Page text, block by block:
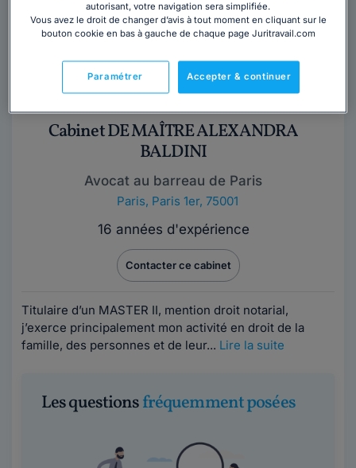
Cabinet DE MAÎTRE ALEXANDRA
BALDINI
Avocat au barreau de Paris
Paris, Paris 1er, 75001
16 années d'expérience
Contacter ce cabinet
Titulaire d’un MASTER II, mention droit notarial,
j’exerce principalement mon activité en droit de la
famille, des personnes et de leur... Lire la suite
Les questionsfréquemment posées
autorisant, votre navigation sera simplifiée.
Vous avez le droit de changer d’avis à tout moment en cliquant sur le
bouton cookie en bas à gauche de chaque page Juritravail.com
Accepter & continuer
Paramétrer